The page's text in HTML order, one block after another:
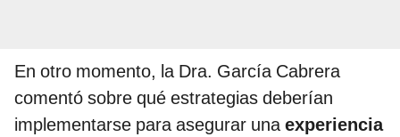
En otro momento, la Dra. García Cabrera
comentó sobre qué estrategias deberían
implementarse para asegurar unaexperiencia